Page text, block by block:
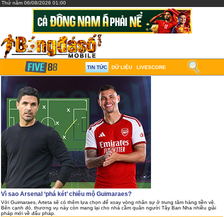
Thứ năm 06/08/2026 01:00
TIN TỨC DỮ LIỆU LIVESCORE
Vì sao Arsenal ‘phá két’ chiêu mộ Guimaraes?
Với Guimaraes, Arteta sẽ có thêm lựa chọn để xoay vòng nhân sự ở trung tâm hàng tiền vệ.
Bên cạnh đó, thương vụ này còn mang lại cho nhà cầm quân người Tây Ban Nha nhiều giải
pháp mới về đấu pháp.